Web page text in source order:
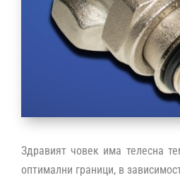
Здравият човек има телесна
оптимални граници, в